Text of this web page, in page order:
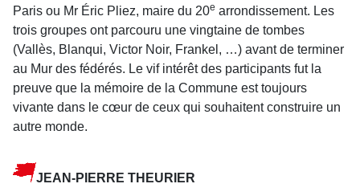
Paris ou Mr Éric Pliez, maire du 20e arrondissement. Les
trois groupes ont parcouru une vingtaine de tombes
(Vallès, Blanqui, Victor Noir, Frankel, …) avant de terminer
au Mur des fédérés. Le vif intérêt des par­ticipants fut la
preuve que la mémoire de la Commune est toujours
vivante dans le cœur de ceux qui souhaitent construire un
autre monde.
JEAN-PIERRE THEURIER